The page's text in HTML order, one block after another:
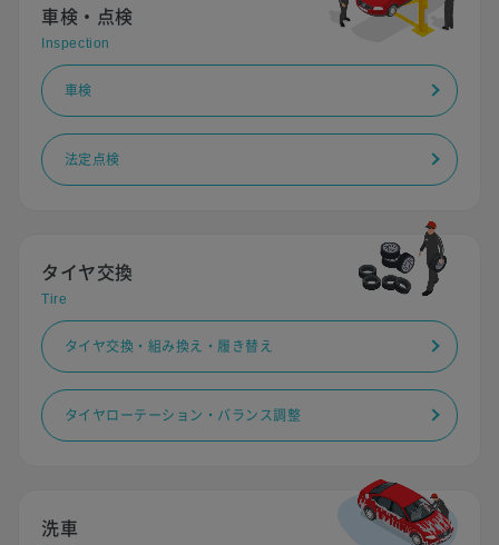
車検・点検
Inspection
車検
法定点検
タイヤ交換
Tire
タイヤ交換・組み換え・履き替え
タイヤローテーション・バランス調整
洗車